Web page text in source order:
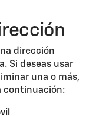
dirección
Si deseas usar
una o más,
continuación: